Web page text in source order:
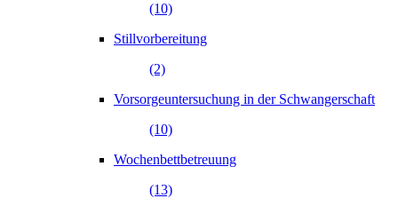
(10)
Stillvorbereitung
(2)
Vorsorgeuntersuchung in der Schwangerschaft
(10)
Wochenbettbetreuung
(13)